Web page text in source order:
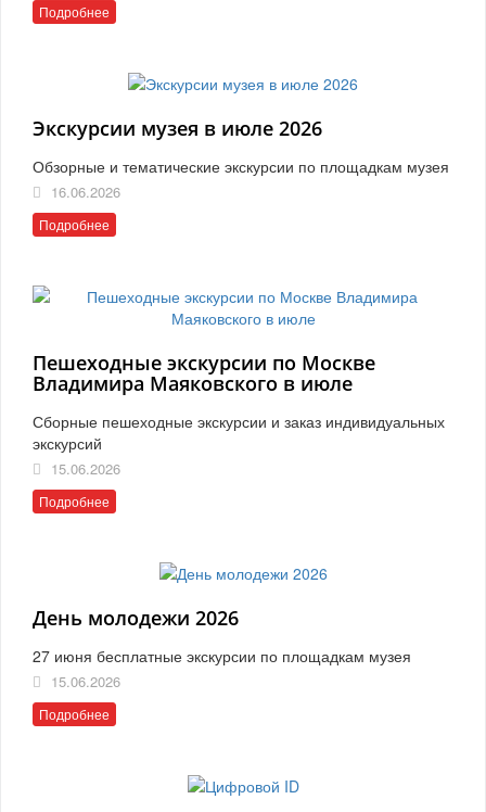
Подробнее
Экскурсии музея в июле 2026
Обзорные и тематические экскурсии по площадкам музея
16.06.2026
Подробнее
Пешеходные экскурсии по Москве
Владимира Маяковского в июле
Сборные пешеходные экскурсии и заказ индивидуальных
экскурсий
15.06.2026
Подробнее
День молодежи 2026
27 июня бесплатные экскурсии по площадкам музея
15.06.2026
Подробнее